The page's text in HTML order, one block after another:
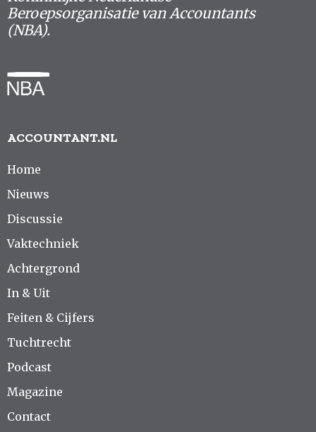
Beroepsorganisatie van Accountants
(NBA).
ACCOUNTANT.NL
Home
Nieuws
Discussie
Vaktechniek
Achtergrond
In & Uit
Feiten & Cijfers
Tuchtrecht
Podcast
Magazine
Contact